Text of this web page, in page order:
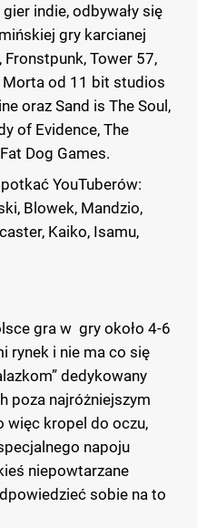
indie, odbywały się
gry karcianej
Fronstpunk, Tower 57,
od 11 bit studios
oraz Sand is The Soul,
of Evidence, The
Dog Games.
YouTuberów:
Blowek, Mandzio,
Kaiko, Isamu,
gra w gry około 4-6
rynek i nie ma co się
dedykowany
poza najróżniejszym
więc kropel do oczu,
napoju
niepowtarzane
sobie na to